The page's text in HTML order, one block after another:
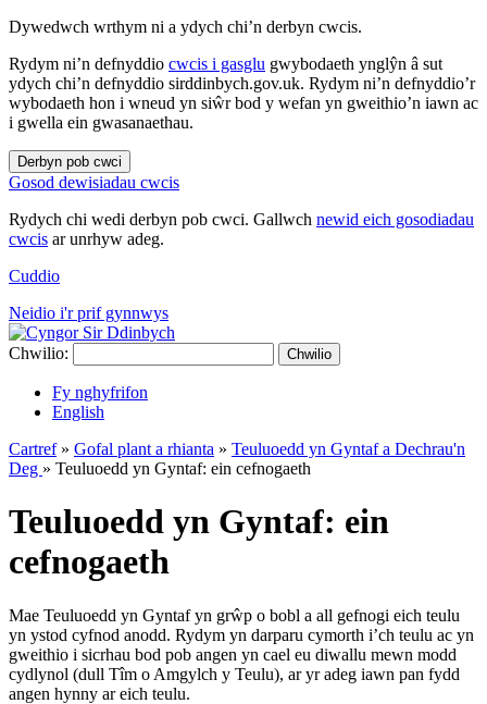
Dywedwch wrthym ni a ydych chi’n derbyn cwcis.
Rydym ni’n defnyddio cwcis i gasglu gwybodaeth ynglŷn â sut
ydych chi’n defnyddio sirddinbych.gov.uk. Rydym ni’n defnyddio’r
wybodaeth hon i wneud yn siŵr bod y wefan yn gweithio’n iawn ac
i gwella ein gwasanaethau.
Derbyn pob cwci
Gosod dewisiadau cwcis
Rydych chi wedi derbyn pob cwci. Gallwch newid eich gosodiadau
cwcis ar unrhyw adeg.
Cuddio
Neidio i'r prif gynnwys
Chwilio: Chwilio
Fy nghyfrifon
English
Cartref» Gofal plant a rhianta » Teuluoedd yn Gyntaf a Dechrau'n
Deg » Teuluoedd yn Gyntaf: ein cefnogaeth
Teuluoedd yn Gyntaf: ein
cefnogaeth
Mae Teuluoedd yn Gyntaf yn grŵp o bobl a all gefnogi eich teulu
yn ystod cyfnod anodd. Rydym yn darparu cymorth i’ch teulu ac yn
gweithio i sicrhau bod pob angen yn cael eu diwallu mewn modd
cydlynol (dull Tîm o Amgylch y Teulu), ar yr adeg iawn pan fydd
angen hynny ar eich teulu.